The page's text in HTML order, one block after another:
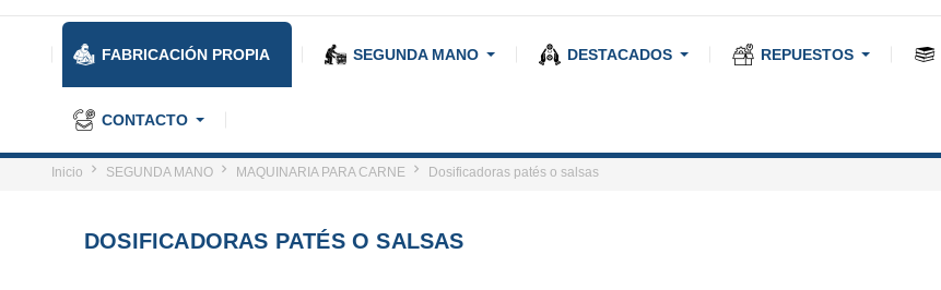
FABRICACIÓN PROPIA SEGUNDA MANO DESTACADOS REPUESTOS
CONTACTO
Inicio SEGUNDA MANO MAQUINARIA PARA CARNE Dosificadoras patés o salsas
DOSIFICADORAS PATÉS O SALSAS